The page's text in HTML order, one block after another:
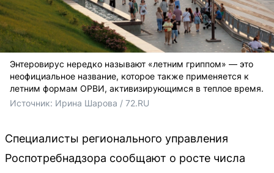
Энтеровирус нередко называют «летним гриппом» — это
неофициальное название, которое также применяется к
летним формам ОРВИ, активизирующимся в теплое время.
Источник: Ирина Шарова / 72.RU
Специалисты регионального управления
Роспотребнадзора сообщают о росте числа